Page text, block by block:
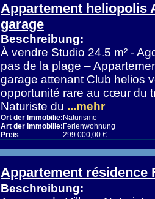
Appartement heliopolis
garage
Beschreibung:
À vendre Studio 24.5 m² -
pas de la plage –
garage attenant Club helios
opportunité rare au cœur du
Naturiste du ...mehr
Ort der Immobilie: Naturisme
Art der Immobilie: Ferienwohnung
Preis
299.000,00 €
Appartement résidence
Beschreibung: